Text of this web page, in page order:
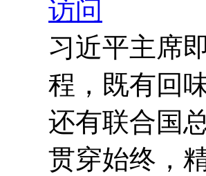
访问
习近平主席
程，既有回
还有联合国
贯穿始终，